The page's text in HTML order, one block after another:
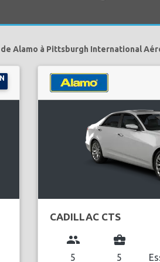
Alamo à Pittsburgh International
CADILLAC CTS
group
5
business_center
5